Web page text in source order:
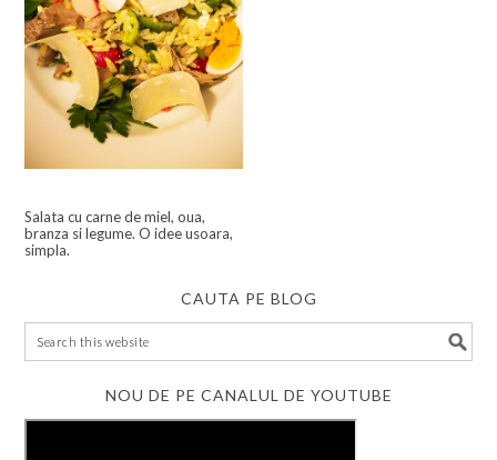
Salata cu carne de miel, oua,
branza si legume. O idee usoara,
simpla.
CAUTA PE BLOG
NOU DE PE CANALUL DE YOUTUBE